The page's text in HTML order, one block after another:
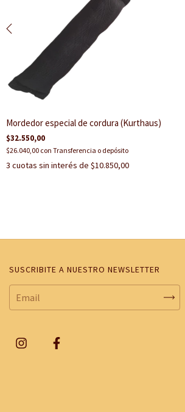
Mordedor especial de cordura (Kurthaus)
$32.550,00
$26.040,00 con Transferencia o depósito
3 cuotas sin interés de $10.850,00
SUSCRIBITE A NUESTRO NEWSLETTER